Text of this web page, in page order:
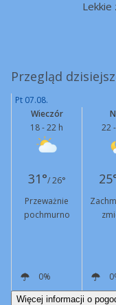
Lekkie
Przegląd
Pt 07.08.
Wieczór
18 - 22 h
22
31°/ 26°
Przeważnie
pochmurno
0%
E
3 km/h E
3
Więcej informacji o